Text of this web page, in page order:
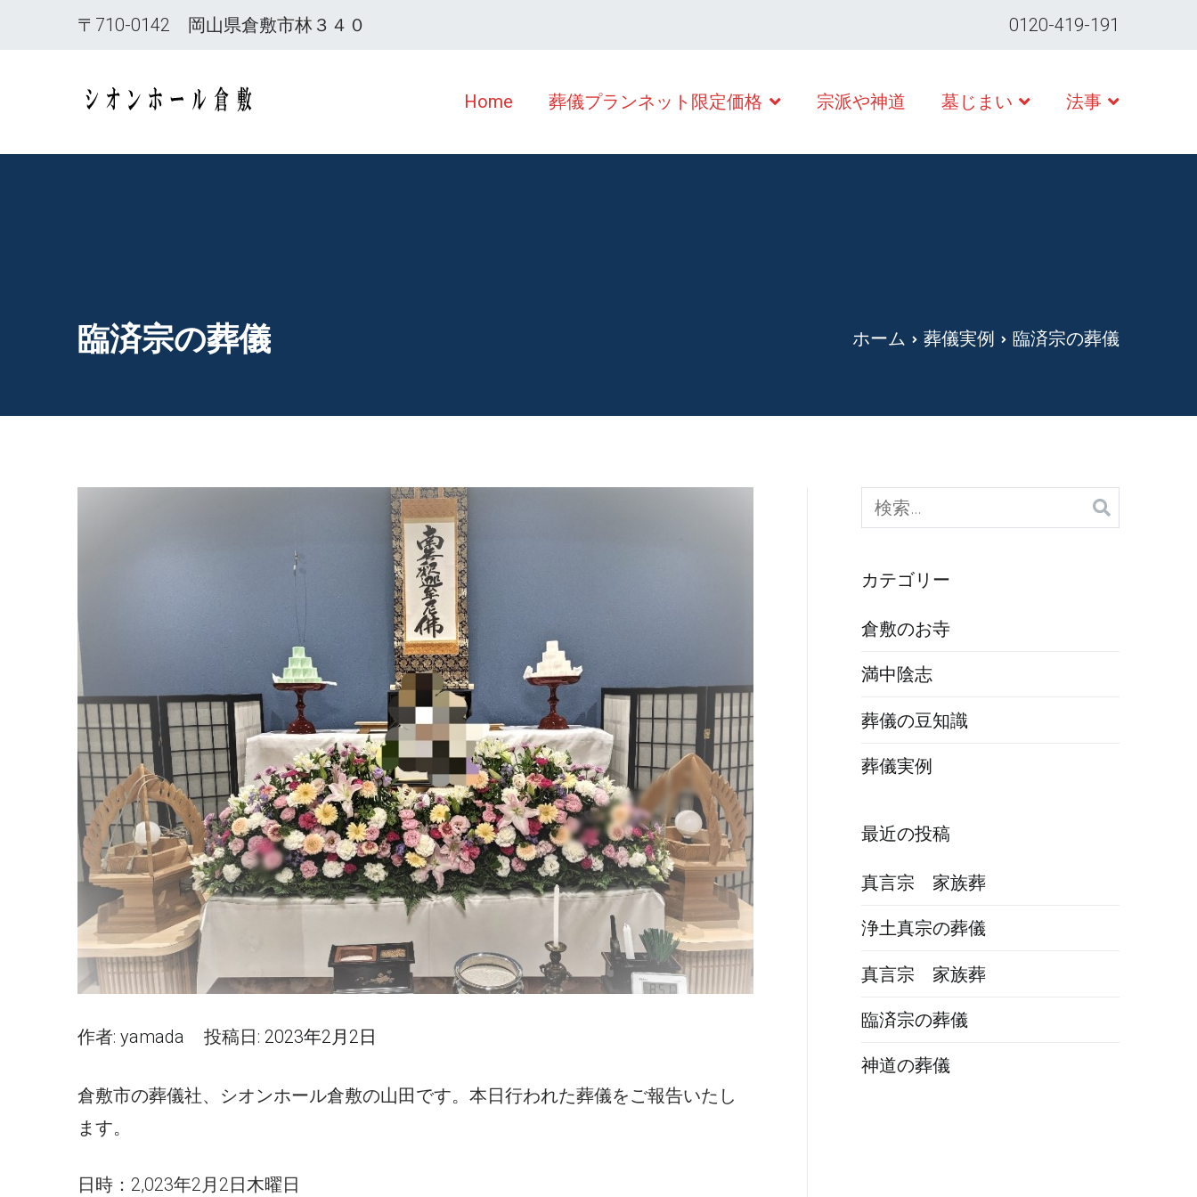
〒710-0142 岡山県倉敷市林３４０ 0120-419-191
岡山県倉敷市の安い葬儀・家族葬 シオンホール倉敷
Home 葬儀プランネット限定価格 宗派や神道 墓じまい 法事
臨済宗の葬儀 ホーム 葬儀実例 臨済宗の葬儀
作者: yamada 投稿日: 2023年2月2日
倉敷市の葬儀社、シオンホール倉敷の山田です。本日行われた葬儀をご報告いたし
ます。
日時：2,023年2月2日木曜日
検
索:
カテゴリー
倉敷のお寺
満中陰志
葬儀の豆知識
葬儀実例
最近の投稿
真言宗 家族葬
浄土真宗の葬儀
真言宗 家族葬
臨済宗の葬儀
神道の葬儀